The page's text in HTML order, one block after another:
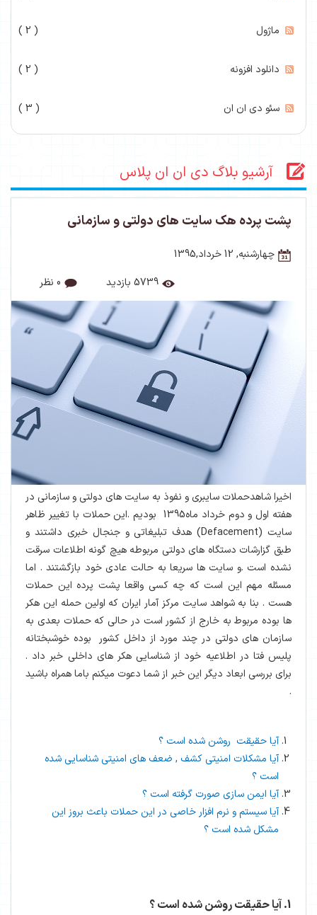
ماژول ( 2 )
دانلود افزونه ( 2 )
سئو دی ان ان ( 3 )
آرشیو بلاگ دی ان ان پلاس
پشت پرده هک سایت های دولتی و سازمانی
چهارشنبه, 12 خرداد,1395
اخیرا شاهدحملات سایبری و نفوذ به سایت های دولتی و سازمانی در
هفته اول و دوم خرداد ماه1395 بودیم .این حملات با تغییر ظاهر
سایت (Defacement) هدف تبلیغاتی و جنجال خبری داشتند و
طبق گزارشات دستگاه های دولتی مربوطه هیچ گونه اطلاعات سرقت
نشده است .و سایت ها سریعا به حالت عادی خود بازگشتند . اما
مسئله مهم این است که چه کسی واقعا پشت پرده این حملات
هست . بنا به شواهد سایت مرکز آمار ایران که اولین حمله این هکر
ها بوده مربوط به خارج از کشور است در حالی که حملات بعدی به
سازمان های دولتی در چند مورد از داخل کشور بوده خوشبختانه
پلیس فتا در اطلاعیه خود از شناسایی هکر های داخلی خبر داد .
برای بررسی ابعاد دیگر این خبر از شما دعوت میکنم باما همراه باشید
.
آیا حقیقت روشن شده است ؟
آیا مشکلات امنیتی کشف , ضعف های امنیتی شناسایی شده
است ؟
آیا ایمن سازی صورت گرفته است ؟
آیا سیستم و نرم افزار خاصی در این حملات باعث بروز این
مشکل شده است ؟
1. آیا حقیقت روشن شده است ؟